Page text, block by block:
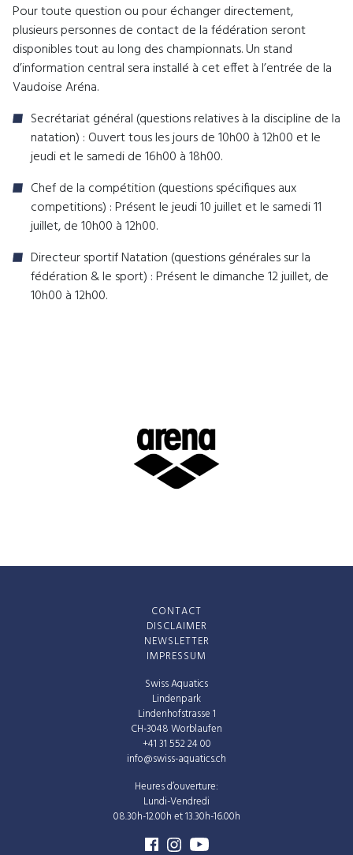
Pour toute question ou pour échanger directement,
plusieurs personnes de contact de la fédération seront
disponibles tout au long des championnats. Un stand
d’information central sera installé à cet effet à l’entrée de la
Vaudoise Aréna.
Secrétariat général (questions relatives à la discipline de la
natation) : Ouvert tous les jours de 10h00 à 12h00 et le
jeudi et le samedi de 16h00 à 18h00.
Chef de la compétition (questions spécifiques aux
competitions) : Présent le jeudi 10 juillet et le samedi 11
juillet, de 10h00 à 12h00.
Directeur sportif Natation (questions générales sur la
fédération & le sport) : Présent le dimanche 12 juillet, de
10h00 à 12h00.
Swiss Aquatics
Lindenpark
Lindenhofstrasse 1
CH-3048 Worblaufen
+41 31 552 24 00
info@swiss-aquatics.ch
Heures d’ouverture:
Lundi-Vendredi
08.30h-12.00h et 13.30h-16.00h
CONTACT
DISCLAIMER
NEWSLETTER
IMPRESSUM